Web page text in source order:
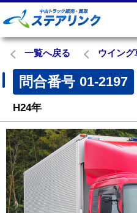
一覧へ戻る ウイン
問合番号 01-2197
H24年